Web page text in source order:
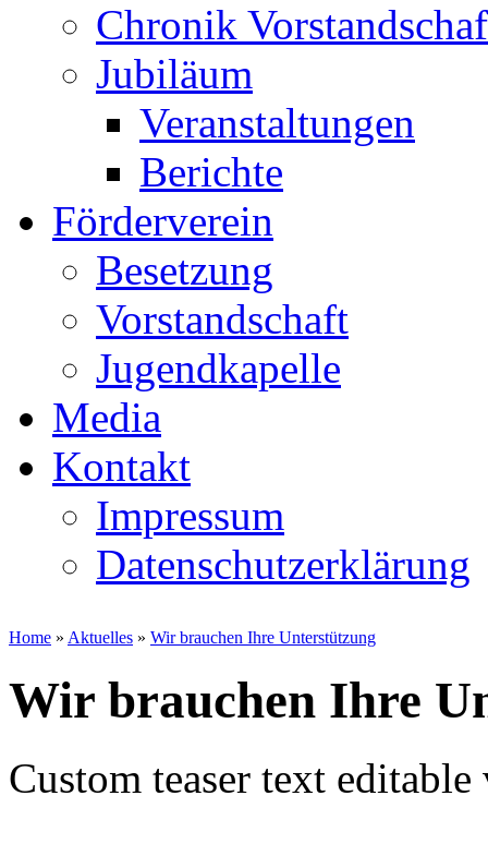
Chronik
Jubiläum
Veranstaltungen
Berichte
Förderverein
Besetzung
Vorstandschaft
Jugendkapelle
Media
Kontakt
Impressum
Datenschutzerklärung
Home » Aktuelles » Wir brauchen Ihre Unterstützung
Wir brauchen Ihre
Custom teaser text